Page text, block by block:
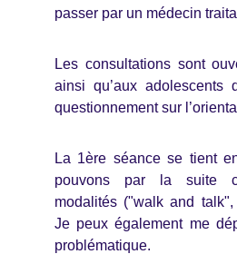
passer par un médecin
Les consultations sont
ainsi qu’aux adolescents
questionnement sur
La 1ère séance se tient
pouvons par la suite
modalités ("walk and
Je peux également me
problématique.